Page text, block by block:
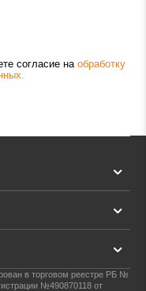
согласие наобработку
в торговом реестре РБ №
№490870118 от